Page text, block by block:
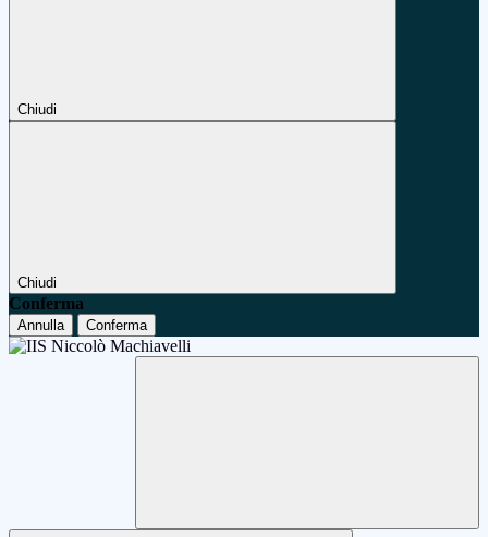
Chiudi
Chiudi
Conferma
Annulla Conferma